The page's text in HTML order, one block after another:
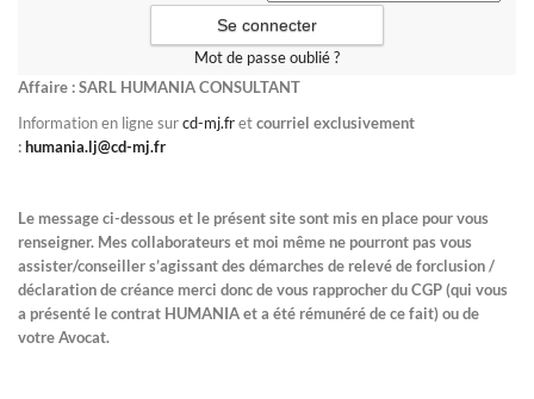
Mot de passe oublié ?
Affaire : SARL HUMANIA CONSULTANT
Information en ligne surcd-mj.fretcourriel exclusivement
:humania.lj@cd-mj.fr
Le message ci-dessous et le présent site sont mis en place pour vous
renseigner. Mes collaborateurs et moi même ne pourront pas vous
assister/conseiller s’agissant des démarches de relevé de forclusion /
déclaration de créance merci donc de vous rapprocher du CGP (qui vous
a présenté le contrat HUMANIA et a été rémunéré de ce fait) ou de
votre Avocat.